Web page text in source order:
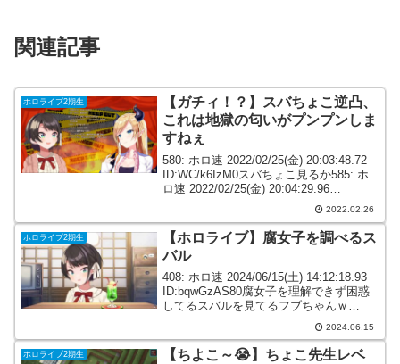
関連記事
ホロライブ2期生
【ガチィ！？】スバちょこ逆凸、
これは地獄の匂いがプンプンしま
すねぇ
580: ホロ速 2022/02/25(金) 20:03:48.72
ID:WC/k6IzM0スバちょこ見るか585: ホ
ロ速 2022/02/25(金) 20:04:29.96
ID:OMt1YBjZ0あじまたあじまたあじまた
2022.02.26
ホロライブ2期生
【ホロライブ】腐女子を調べるス
バル
408: ホロ速 2024/06/15(土) 14:12:18.93
ID:bqwGzAS80腐女子を理解できず困惑
してるスバルを見てるフブちゃんｗ
1:08:32～409: ホロ速 2024/06/15(土)2024.06.15
ホロライブ2期生
【ちよこ～😭】ちょこ先生レベ